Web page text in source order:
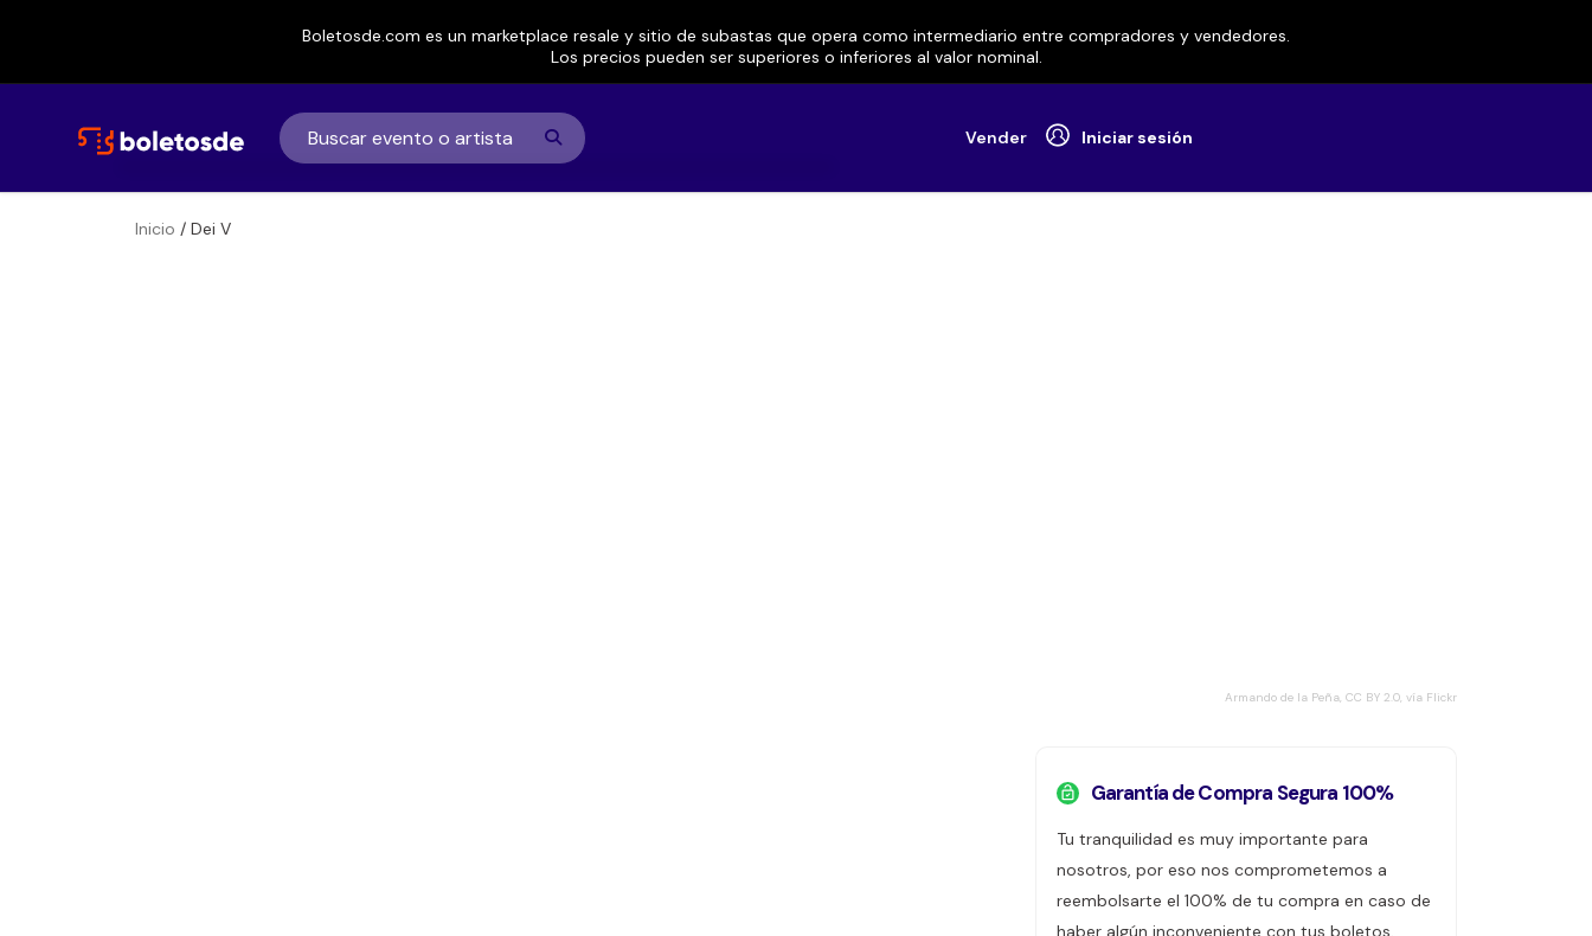
Boletosde.com es un marketplace resale y sitio de subastas que opera como intermediario entre compradores y vendedores.
Los precios pueden ser superiores o inferiores al valor nominal.
Vender Iniciar sesión
Inicio / Dei V
Armando de la Peña, CC BY 2.0, vía Flickr
Garantía de Compra Segura 100%
Tu tranquilidad es muy importante para
nosotros, por eso nos comprometemos a
reembolsarte el 100% de tu compra en caso de
haber algún inconveniente con tus boletos.